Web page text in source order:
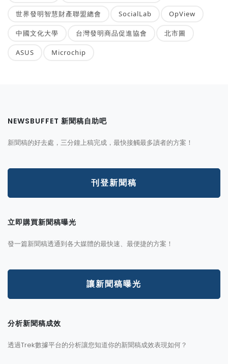
世界發明智慧財產聯盟總會 SocialLab OpView
中國文化大學 台灣發明商品促進協會 北市圖
ASUS Microchip
NEWSBUFFET 新聞稿自助吧
新聞稿的好去處，三分鐘上稿完成，最快接觸最多讀者的方案！
刊登新聞稿
立即購買新聞稿曝光
發一篇新聞稿透通到各大媒體的最快速、最便捷的方案！
讓新聞稿曝光
分析新聞稿成效
透過Trek數據平台的分析讓您知道你的新聞稿成效表現如何？